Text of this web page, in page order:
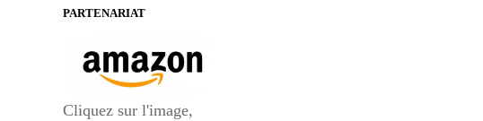
PARTENARIAT
Cliquez sur l'image,